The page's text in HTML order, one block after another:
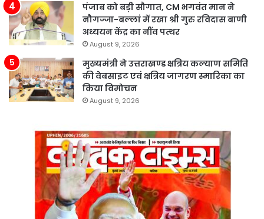
पंजाब को बड़ी सौगात, CM भगवंत मान ने
नौगज्जा-बल्लां में रखा श्री गुरु रविदास बाणी
अध्ययन केंद्र का नींव पत्थर
August 9, 2026
मुख्यमंत्री ने उत्तराखण्ड क्षत्रिय कल्याण समिति
की वेबसाइट एवं क्षत्रिय जागरण स्मारिका का
किया विमोचन
August 9, 2026